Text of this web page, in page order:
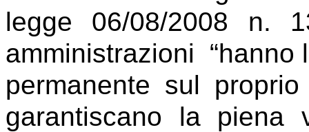
legge 06/08/2008 n.
amministrazioni “hanno
permanente sul
garantiscano la piena